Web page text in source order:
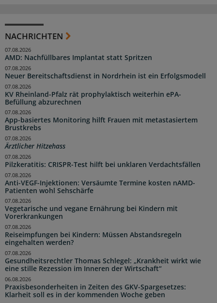
NACHRICHTEN
AMD: Nachfüllbares Implantat statt Spritzen
07.08.2026
Neuer Bereitschaftsdienst in Nordrhein ist ein Erfolgsmodell
07.08.2026
KV Rheinland-Pfalz rät prophylaktisch weiterhin ePA-
Befüllung abzurechnen
07.08.2026
App-basiertes Monitoring hilft Frauen mit metastasiertem
Brustkrebs
07.08.2026
Ärztlicher Hitzehass
07.08.2026
Pilzkeratitis: CRISPR-Test hilft bei unklaren Verdachtsfällen
07.08.2026
Anti-VEGF-Injektionen: Versäumte Termine kosten nAMD-
Patienten wohl Sehschärfe
07.08.2026
Vegetarische und vegane Ernährung bei Kindern mit
Vorerkrankungen
07.08.2026
Reiseimpfungen bei Kindern: Müssen Abstandsregeln
eingehalten werden?
07.08.2026
Gesundheitsrechtler Thomas Schlegel: „Krankheit wirkt wie
eine stille Rezession im Inneren der Wirtschaft“
07.08.2026
Praxisbesonderheiten in Zeiten des GKV-Spargesetzes:
Klarheit soll es in der kommenden Woche geben
06.08.2026